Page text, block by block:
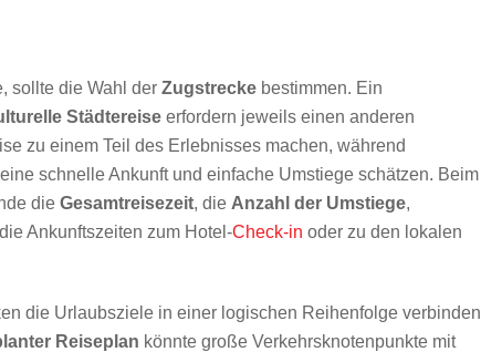
sollte die Wahl der Zugstrecke bestimmen. Ein
Städtereise erfordern jeweils einen anderen
zu einem Teil des Erlebnisses machen, während
schnelle Ankunft und einfache Umstiege schätzen. Beim
die Gesamtreisezeit, die Anzahl der Umstiege,
Ankunftszeiten zum Hotel-Check-in oder zu den lokalen
die Urlaubsziele in einer logischen Reihenfolge verbinden
Reiseplan könnte große Verkehrsknotenpunkte mit